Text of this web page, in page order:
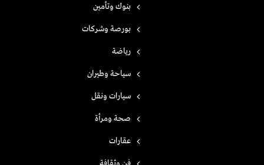
بنوك وتأمين
بورصة وشركات
رياضة
سياحة وطيران
سيارات ونقل
صحة ومرأة
عقارات